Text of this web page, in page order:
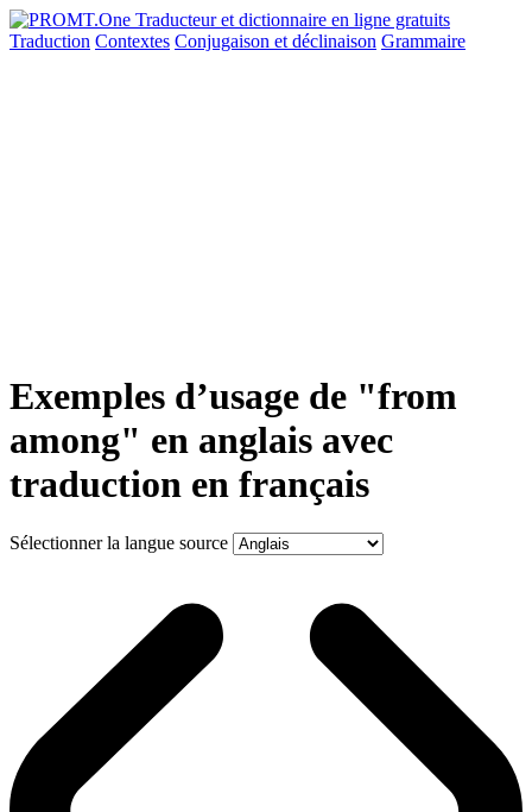
Traduction Contextes Conjugaison et déclinaison Grammaire
Exemples d’usage de "from
among" en anglais avec
traduction en français
Sélectionner la langue source